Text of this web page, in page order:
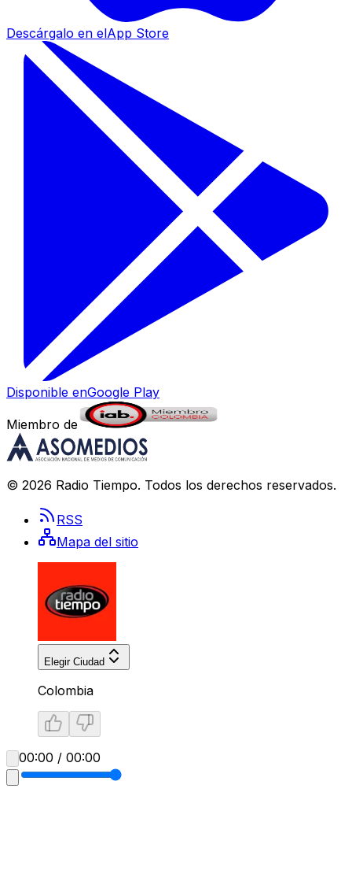
Descárgalo en elApp Store
Disponible enGoogle Play
Miembro de
© 2026 Radio Tiempo. Todos los derechos reservados.
RSS
Mapa del sitio
Elegir Ciudad
Colombia
00:00 / 00:00